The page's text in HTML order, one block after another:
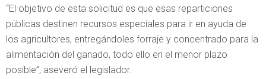
“El objetivo de esta solicitud es que esas reparticiones
públicas destinen recursos especiales para ir en ayuda de
los agricultores, entregándoles forraje y concentrado para la
alimentación del ganado, todo ello en el menor plazo
posible”, aseveró el legislador.